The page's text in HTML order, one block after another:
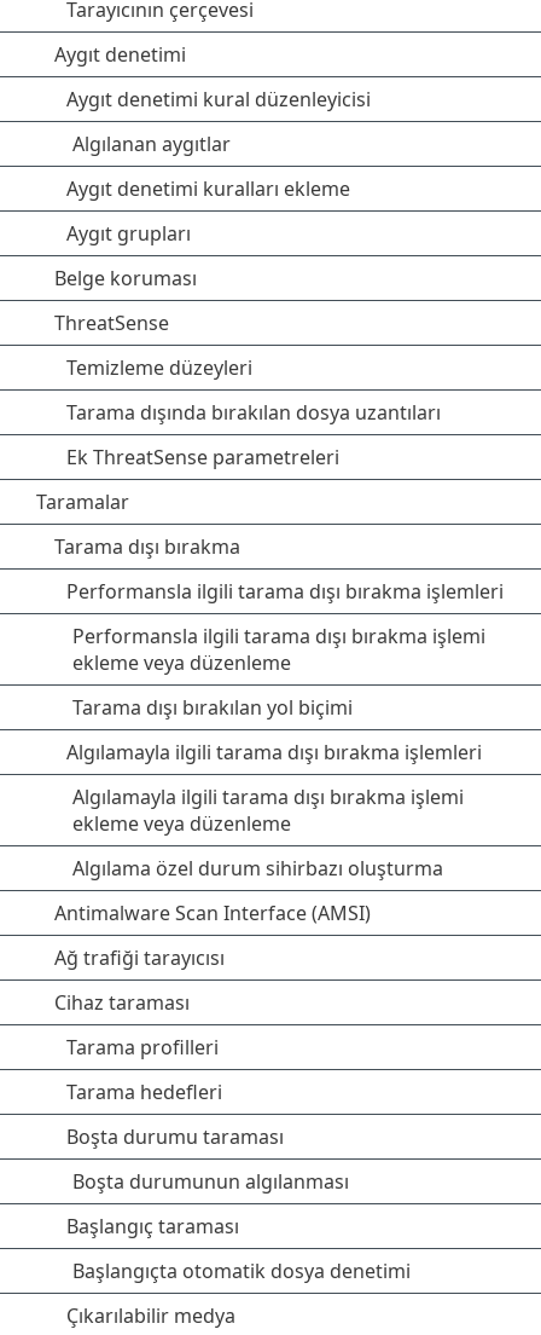
Tarayıcının çerçevesi
Aygıt denetimi
Aygıt denetimi kural düzenleyicisi
Algılanan aygıtlar
Aygıt denetimi kuralları ekleme
Aygıt grupları
Belge koruması
ThreatSense
Temizleme düzeyleri
Tarama dışında bırakılan dosya uzantıları
Ek ThreatSense parametreleri
Taramalar
Tarama dışı bırakma
Performansla ilgili tarama dışı bırakma işlemleri
Performansla ilgili tarama dışı bırakma işlemi
ekleme veya düzenleme
Tarama dışı bırakılan yol biçimi
Algılamayla ilgili tarama dışı bırakma işlemleri
Algılamayla ilgili tarama dışı bırakma işlemi
ekleme veya düzenleme
Algılama özel durum sihirbazı oluşturma
Antimalware Scan Interface (AMSI)
Ağ trafiği tarayıcısı
Cihaz taraması
Tarama profilleri
Tarama hedefleri
Boşta durumu taraması
Boşta durumunun algılanması
Başlangıç taraması
Başlangıçta otomatik dosya denetimi
Çıkarılabilir medya